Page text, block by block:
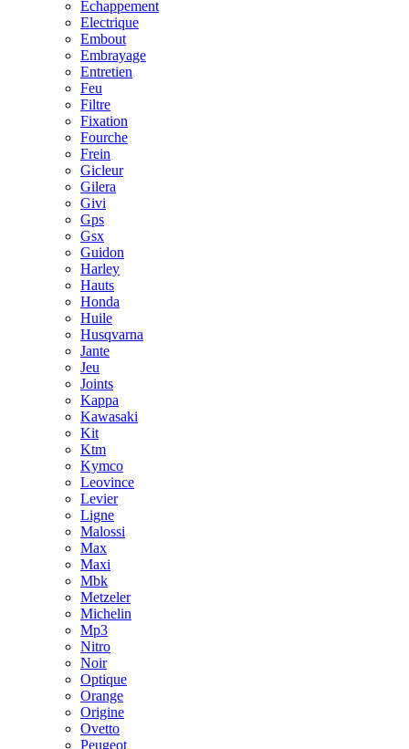
Échappement
Electrique
Embout
Embrayage
Entretien
Feu
Filtre
Fixation
Fourche
Frein
Gicleur
Gilera
Givi
Gps
Gsx
Guidon
Harley
Hauts
Honda
Huile
Husqvarna
Jante
Jeu
Joints
Kappa
Kawasaki
Kit
Ktm
Kymco
Leovince
Levier
Ligne
Malossi
Max
Maxi
Mbk
Metzeler
Michelin
Mp3
Nitro
Noir
Optique
Orange
Origine
Ovetto
Peugeot